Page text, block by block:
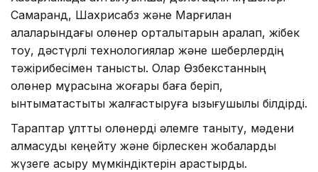
Самарқанд, Шахрисабз және Марғилан
қалаларындағы қолөнер орталықтарын аралап, жібек
тоқу, дәстүрлі технологиялар және шеберлердің
тәжірибесімен танысты. Олар Өзбекстанның
қолөнер мұрасына жоғары баға беріп,
ынтымақтастықты жалғастыруға қызығушылық білдірді.
Тараптар ұлттық қолөнерді әлемге таныту, мәдени
алмасуды кеңейту және бірлескен жобаларды
жүзеге асыру мүмкіндіктерін қарастырды.